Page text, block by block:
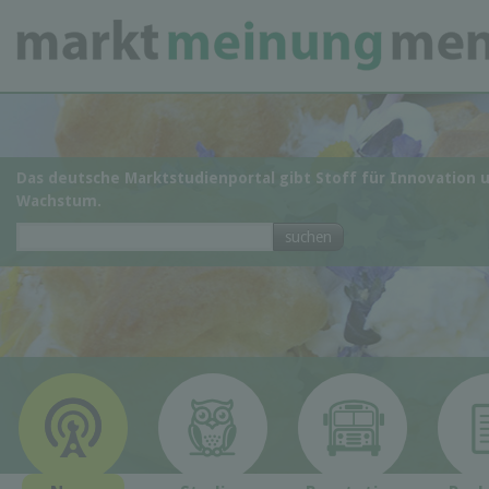
Das deutsche Marktstudienportal gibt Stoff für Innovation
Wachstum.